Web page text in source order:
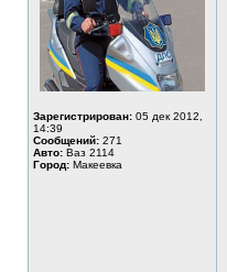
Зарегистрирован: 05 дек 2012,
14:39
Сообщений: 271
Авто: Ваз 2114
Город: Макеевка